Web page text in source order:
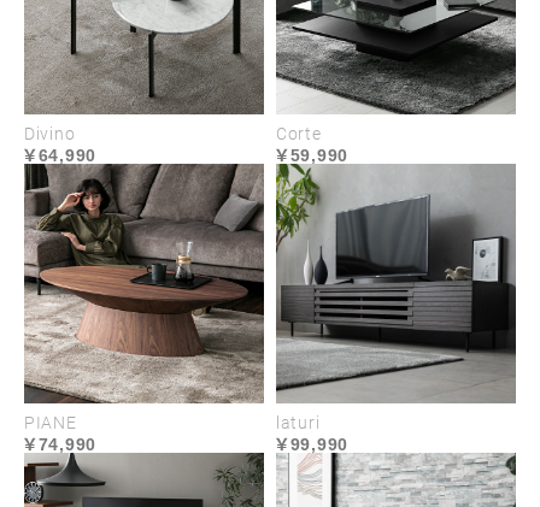
包まれるように柔らかく
安定感のあるクッション性
座面は、表層に柔らかなフェザーと弾力あるシリコ
ンフィルを混合したソフトなクッション、下層に高
密度ウレタンと2つの中密度ウレタンの3層を重ね、
しっかりと体圧を分散するよう構成されています。
背面にもフェザーとシリコンフィルをたっぷり詰め
Divino
64,990
Corte
59,990
PIANE
74,990
laturi
99,990